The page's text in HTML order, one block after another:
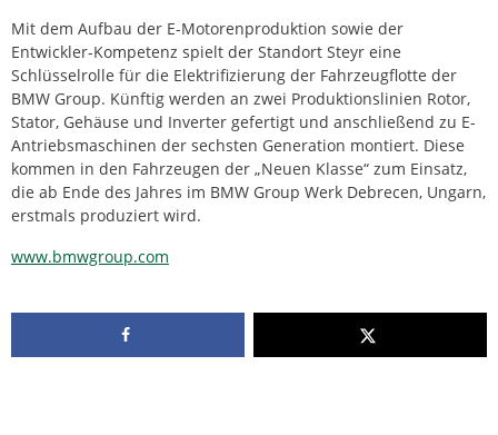
Mit dem Aufbau der E-Motorenproduktion sowie der
Entwickler-Kompetenz spielt der Standort Steyr eine
Schlüsselrolle für die Elektrifizierung der Fahrzeugflotte der
BMW Group. Künftig werden an zwei Produktionslinien Rotor,
Stator, Gehäuse und Inverter gefertigt und anschließend zu E-
Antriebsmaschinen der sechsten Generation montiert. Diese
kommen in den Fahrzeugen der „Neuen Klasse“ zum Einsatz,
die ab Ende des Jahres im BMW Group Werk Debrecen, Ungarn,
erstmals produziert wird.
www.bmwgroup.com